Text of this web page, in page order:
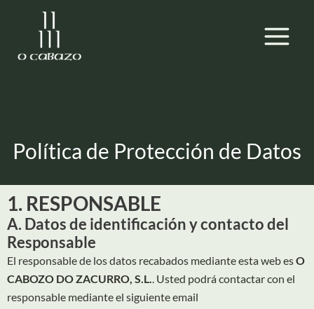
contenido
Política de Protección de Datos
1. RESPONSABLE
A. Datos de identificación y contacto del
Responsable
El responsable de los datos recabados mediante esta web esO
CABOZO DO ZACURRO, S.L.. Usted podrá contactar con el
responsable mediante el siguiente email